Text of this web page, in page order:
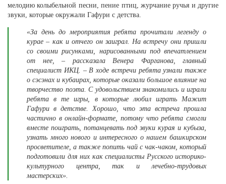
мелодию колыбельной песни, пение птиц, журчание ручья и другие
звуки, которые окружали Гафури с детства.
«За день до мероприятия ребята прочитали легенду о
курае – как и отчего он заиграл. На встречу они пришли
со своими рисунками, нарисованными под впечатлением
от нее, – рассказала Венера Фарганова, главный
специалист ИКЦ. – В ходе встречи ребята узнали также
о сэсэнах и кубаирах, которые оказали большое влияние на
творчество поэта. С удовольствием знакомились и играли
ребята в те игры, в которые любил играть Мажит
Гафури в детстве. Хорошо, что эта встреча прошла
частично в онлайн-формате, потому что ребята смогли
вместе поиграть, потанцевать под звуки курая и кубыза,
узнать много нового и интересного о нашем башкирском
просветителе, а также попить чай с чак-чаком, который
подготовили для них как специалисты Русского историко-
культурного центра, так и лечебно-трудовых
мастерских».